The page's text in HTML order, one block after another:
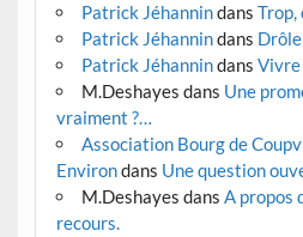
Patrick Jéhannindans Trop,
Patrick Jéhannindans
Patrick Jéhannindans Vivre
M.Deshayes dans Une
vraiment ?…
Association Bourg de
Environdans Une question
M.Deshayes dans A propos
recours.